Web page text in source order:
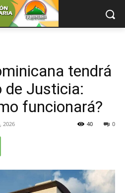
tendrá
de Justicia:
funcionará?
2026 0
40